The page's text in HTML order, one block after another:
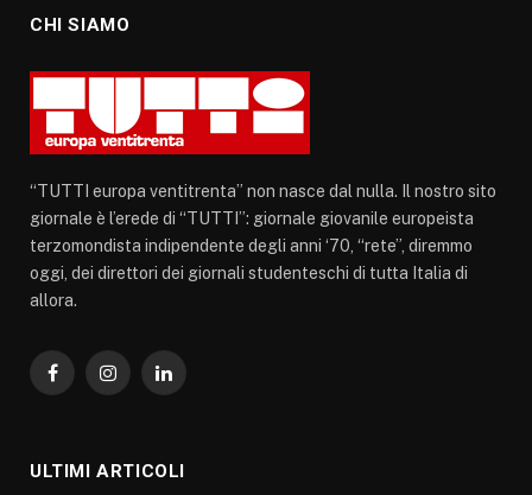
CHI SIAMO
“TUTTI europa ventitrenta” non nasce dal nulla. Il nostro sito
giornale è l’erede di “TUTTI”: giornale giovanile europeista
terzomondista indipendente degli anni ‘70, “rete”, diremmo
oggi, dei direttori dei giornali studenteschi di tutta Italia di
allora.
FacebookInstagramLinkedIn
ULTIMI ARTICOLI